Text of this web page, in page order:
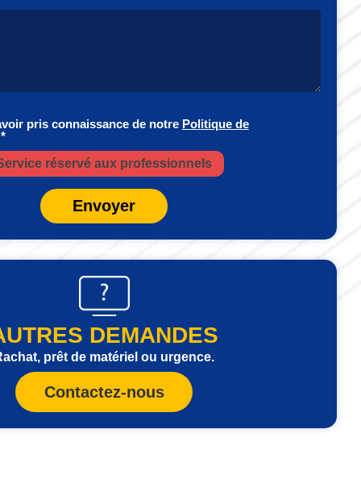
pris connaissance de notre Politique de
réservé aux professionnels
Envoyer
DEMANDES
prêt de matériel ou urgence.
Contactez-nous